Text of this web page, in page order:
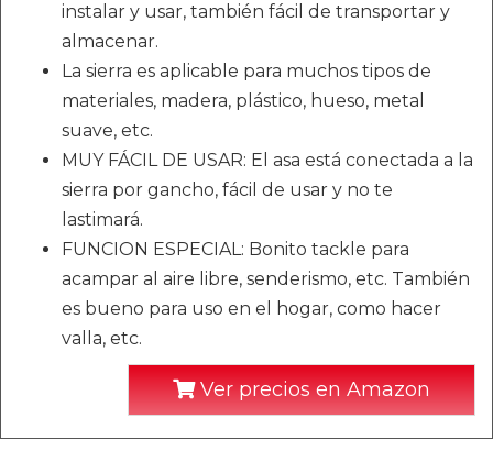
instalar y usar, también fácil de transportar y
almacenar.
La sierra es aplicable para muchos tipos de
materiales, madera, plástico, hueso, metal
suave, etc.
MUY FÁCIL DE USAR: El asa está conectada a la
sierra por gancho, fácil de usar y no te
lastimará.
FUNCION ESPECIAL: Bonito tackle para
acampar al aire libre, senderismo, etc. También
es bueno para uso en el hogar, como hacer
valla, etc.
Ver precios en Amazon